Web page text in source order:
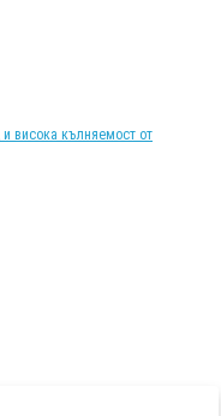
висока кълняемост от